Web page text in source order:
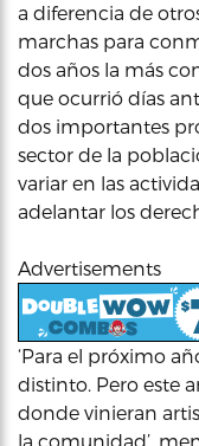
a diferencia de
marchas para
dos años la más
que ocurrió días
dos importantes
sector de la
variar en las
adelantar los
Advertisements
‘Para el próximo
distinto. Pero este
donde vinieran
la comunidad’,